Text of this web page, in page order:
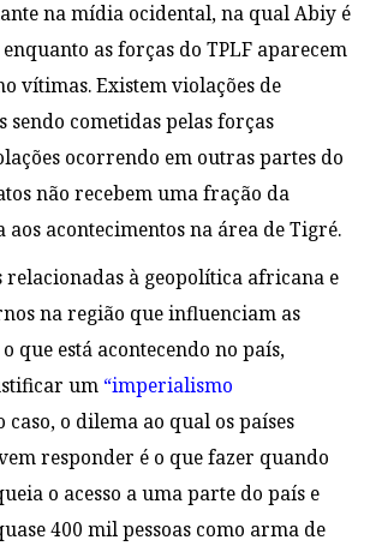
na mídia ocidental, na qual Abiy é
as forças do TPLF aparecem
vítimas. Existem violações de
sendo cometidas pelas forças
ocorrendo em outras partes do
não recebem uma fração da
acontecimentos na área de Tigré.
relacionadas à geopolítica africana e
na região que influenciam as
que está acontecendo no país,
um “imperialismo
caso, o dilema ao qual os países
responder é o que fazer quando
o acesso a uma parte do país e
400 mil pessoas como arma de